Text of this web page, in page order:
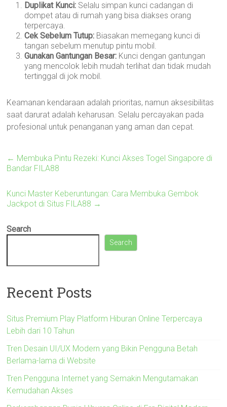
Duplikat Kunci: Selalu simpan kunci cadangan di
dompet atau di rumah yang bisa diakses orang
terpercaya.
Cek Sebelum Tutup: Biasakan memegang kunci di
tangan sebelum menutup pintu mobil.
Gunakan Gantungan Besar: Kunci dengan gantungan
yang mencolok lebih mudah terlihat dan tidak mudah
tertinggal di jok mobil.
Keamanan kendaraan adalah prioritas, namun aksesibilitas
saat darurat adalah keharusan. Selalu percayakan pada
profesional untuk penanganan yang aman dan cepat.
← Membuka Pintu Rezeki: Kunci Akses Togel Singapore di
Bandar FILA88
Kunci Master Keberuntungan: Cara Membuka Gembok
Jackpot di Situs FILA88 →
Search
Search
Recent Posts
Situs Premium Play Platform Hiburan Online Terpercaya
Lebih dari 10 Tahun
Tren Desain UI/UX Modern yang Bikin Pengguna Betah
Berlama-lama di Website
Tren Pengguna Internet yang Semakin Mengutamakan
Kemudahan Akses